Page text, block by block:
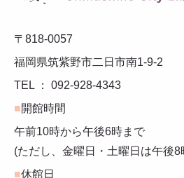
〒818-0057
福岡県筑紫野市二日市南1-9-2
TEL ： 092-928-4343
■開館時間
午前10時から午後6時まで
(ただし、金曜日・土曜日は午後8
■休館日